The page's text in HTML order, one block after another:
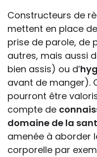
Constructeurs de
mettent en place
prise de parole, de
autres, mais aussi
bien assis) ou d’
avant de manger).
pourront être
compte de
domaine de la
amenée à aborder
corporelle par